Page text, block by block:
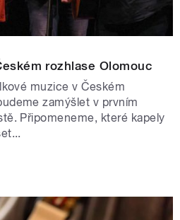
rozhlase Olomouc
muzice v Českém
zamýšlet v prvním
Připomeneme, které kapely